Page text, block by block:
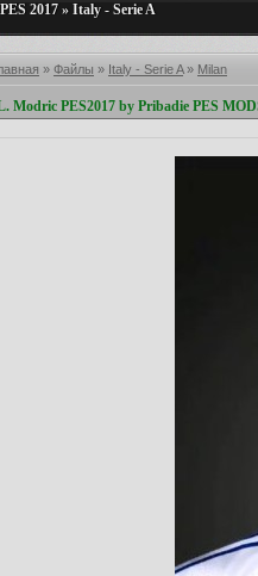
2017 » Italy - Serie A
» Файлы » Italy - Serie A» Milan
Modric PES2017 by Pribadie PES